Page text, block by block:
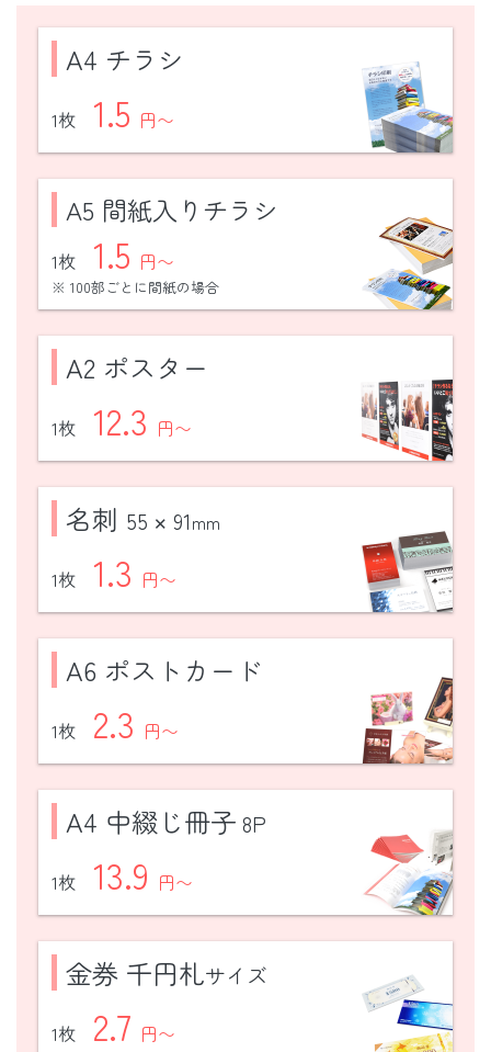
A4 チラシ
1枚 1.5 円〜
A5 間紙入りチラシ
1枚 1.5 円〜
※ 100部ごとに間紙の場合
A2 ポスター
1枚 12.3 円〜
名刺 55 ✕ 91mm
1枚 1.3 円〜
A6 ポストカード
1枚 2.3 円〜
A4 中綴じ冊子 8P
1枚 13.9 円〜
金券 千円札サイズ
1枚 2.7 円〜